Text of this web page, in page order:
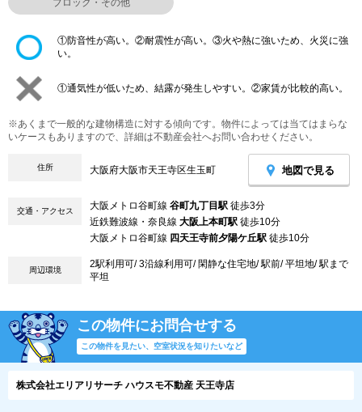
ブロック・その他
①防音性が高い。②耐震性が高い。③火や熱に強いため、火災に強
い。
①通気性が低いため、結露が発生しやすい。②家賃が比較的高い。
※あくまで一般的な建物構造に対する傾向です。物件によっては当てはまらな
いケースもありますので、詳細は不動産会社へお問い合わせください。
住所 大阪府大阪市天王寺区生玉町 地図で見る
交通・アクセス 大阪メトロ谷町線 谷町九丁目駅 徒歩3分
近鉄難波線・奈良線 大阪上本町駅 徒歩10分
大阪メトロ谷町線 四天王寺前夕陽ケ丘駅 徒歩10分
周辺環境
2駅利用可/ 3沿線利用可/ 閑静な住宅地/ 駅前/ 平坦地/ 駅まで
平坦
この物件にお問合せする
この物件を見たい、空室状況を知りたいなど
株式会社エリアリサーチ ハウスモ不動産 天王寺店